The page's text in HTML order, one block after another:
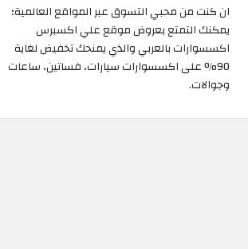
ان كنت من محبي التسوق عبر المواقع العالمية؛
يمكنك التمتع بعروض موقع علي اكسبرس
اكسسوارات بالعربي والذي يمنحك تخفيض لغاية
90% على اكسسوارات سيارات، فساتين، ساعات
وجوالات.